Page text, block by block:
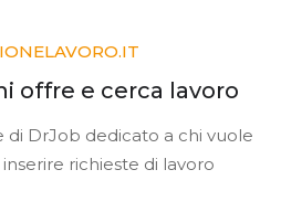
offre e cerca lavoro
di DrJob dedicato a chi vuole
richieste di lavoro